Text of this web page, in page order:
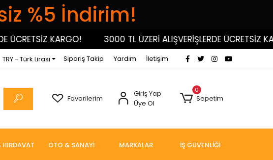
%5 İndirim!
KARGO! 3000 TL ÜZERİ ALIŞVERİŞLERDE ÜCRETSİZ
TRY - Türk Lirası Sipariş Takip Yardım İletişim
Favorilerim
Giriş Yap
Üye Ol
0
Sepetim
HIRDAVAT OTO & SANAYİ MARKALAR İŞ GÜVENLİĞİ